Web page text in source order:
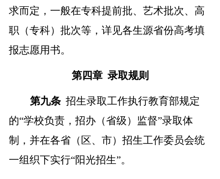
求而定 ，一般在专科提前批、艺术批次、高
职（专科）批次等 ，详见各生源省份高考填
报志愿用书。
第四章 录取规则
第九条 招生录取工作执行教育部规定
的“学校负责，招办（省级） 监督”录取体
制，并在各省（区、市） 招生工作委员会统
一组织下实行“阳光招生”。